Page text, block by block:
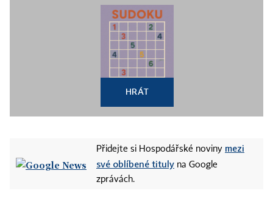
HRÁT
Přidejte si Hospodářské noviny mezi
své oblíbené tituly na Google
zprávách.